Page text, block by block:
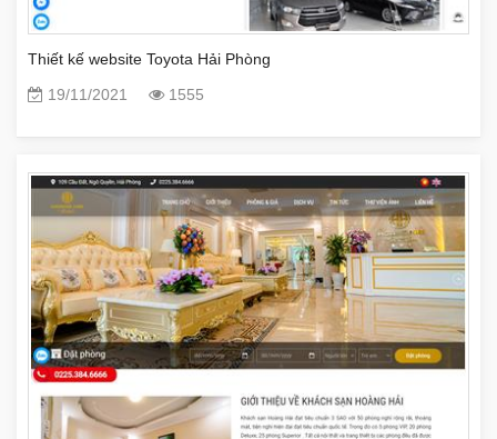
Thiết kế website Toyota Hải Phòng
19/11/2021
1555